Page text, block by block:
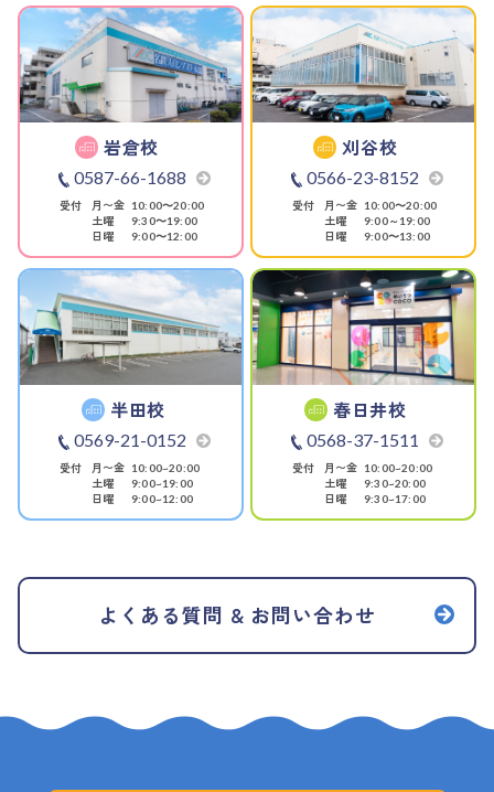
岩倉校
0587-66-1688
受付 月〜金 10:00〜20:00
土曜 9:30〜19:00
日曜 9:00〜12:00
刈谷校
0566-23-8152
受付 月〜金 10:00〜20:00
土曜 9:00～19:00
日曜 9:00〜13:00
半田校
0569-21-0152
受付 月〜金 10:00~20:00
土曜 9:00~19:00
日曜 9:00~12:00
春日井校
0568-37-1511
受付 月〜金 10:00~20:00
土曜 9:30~20:00
日曜 9:30~17:00
よくある質問 & お問い合わせ